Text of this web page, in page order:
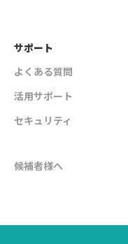
サポート
よくある質問
活用サポート
セキュリティ
候補者様へ